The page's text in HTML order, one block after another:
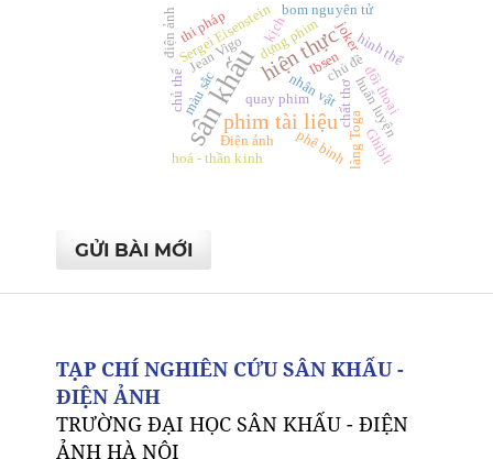
sân khấuphim tài liệu
hiện thực
Điện ảnh
chất thơ
nhân vật
chủ đề
dựng phim
quay phim
Jean Vigo joker
làng Toga
huấn luyện
hình thể
Sergei Eisenstein
màu sắc
bom nguyên tử
phê bình
đối thoại
kịch
thi pháp
chủ thể
hoá - thần kinh
điện ảnh
Ibsen
Ghibli
GỬI BÀI MỚI
TẠP CHÍ NGHIÊN CỨU SÂN KHẤU -
ĐIỆN ẢNH
TRƯỜNG ĐẠI HỌC SÂN KHẤU - ĐIỆN
ẢNH HÀ NỘI